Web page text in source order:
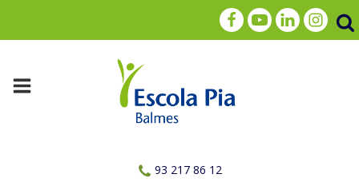
93 217 86 12